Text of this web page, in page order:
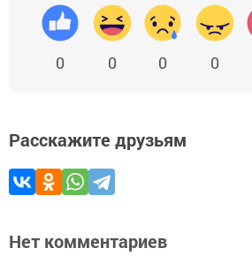
0 0 0 0
Расскажите друзьям
Нет комментариев